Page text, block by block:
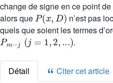
change de signe en ce point
alors que
P(x,D)
n’est pas
quels que soient les termes
Pm-j(j=1,2,...)
.
Détail Citer cet article